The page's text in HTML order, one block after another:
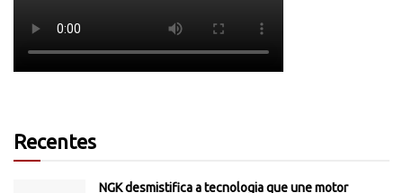
Recentes
NGK desmistifica a tecnologia que une motor